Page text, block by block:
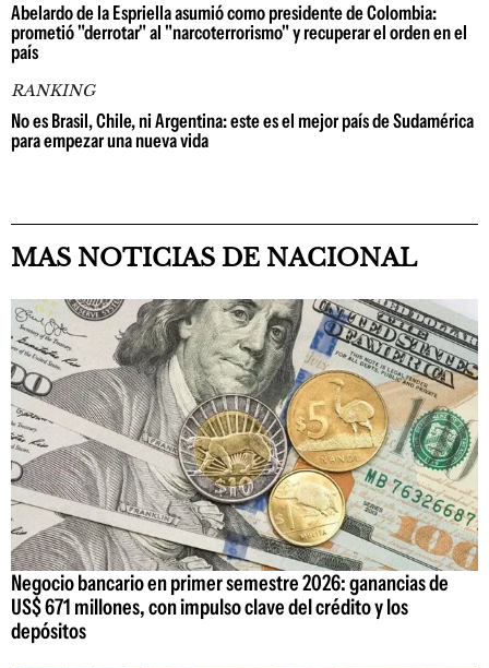
Abelardo de la Espriella asumió como presidente de Colombia:
prometió "derrotar" al "narcoterrorismo" y recuperar el orden en el
país
RANKING
No es Brasil, Chile, ni Argentina: este es el mejor país de Sudamérica
para empezar una nueva vida
MAS NOTICIAS DE NACIONAL
Negocio bancario en primer semestre 2026: ganancias de
US$ 671 millones, con impulso clave del crédito y los
depósitos